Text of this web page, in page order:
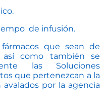
de infusión.
que sean de
así como también se
las Soluciones
que pertenezcan a la
por la agencia